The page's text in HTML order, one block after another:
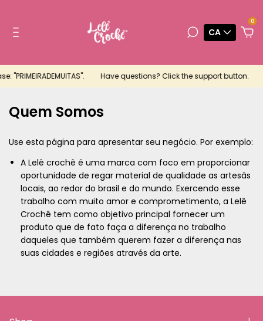
CA
0
Have questions? Click the support button.
Quem Somos
Use esta página para apresentar seu negócio. Por exemplo:
A Lelê crochê é uma marca com foco em proporcionar
oportunidade de regar material de qualidade as artesãs
locais, ao redor do brasil e do mundo. Exercendo esse
trabalho com muito amor e comprometimento, a Lelê
Crochê tem como objetivo principal fornecer um
produto que de fato faça a diferença no trabalho
daqueles que também querem fazer a diferença nas
suas cidades e regiões através da arte.